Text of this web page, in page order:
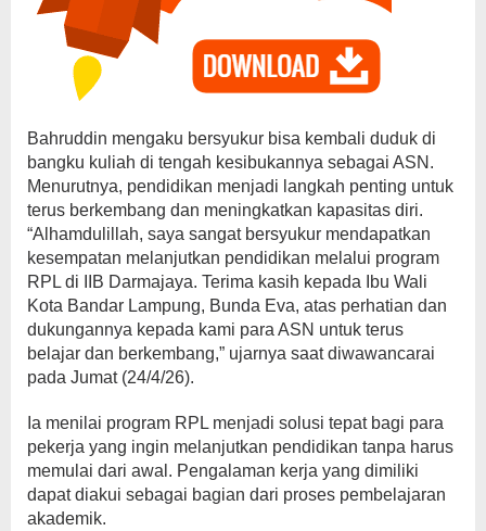
Bahruddin mengaku bersyukur bisa kembali duduk di
bangku kuliah di tengah kesibukannya sebagai ASN.
Menurutnya, pendidikan menjadi langkah penting untuk
terus berkembang dan meningkatkan kapasitas diri.
“Alhamdulillah, saya sangat bersyukur mendapatkan
kesempatan melanjutkan pendidikan melalui program
RPL di IIB Darmajaya. Terima kasih kepada Ibu Wali
Kota Bandar Lampung, Bunda Eva, atas perhatian dan
dukungannya kepada kami para ASN untuk terus
belajar dan berkembang,” ujarnya saat diwawancarai
pada Jumat (24/4/26).
Ia menilai program RPL menjadi solusi tepat bagi para
pekerja yang ingin melanjutkan pendidikan tanpa harus
memulai dari awal. Pengalaman kerja yang dimiliki
dapat diakui sebagai bagian dari proses pembelajaran
akademik.